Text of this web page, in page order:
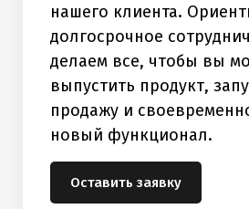
нашего клиента.
долгосрочное
делаем все, чтобы вы
выпустить продукт,
продажу и
новый функционал.
Оставить заявку